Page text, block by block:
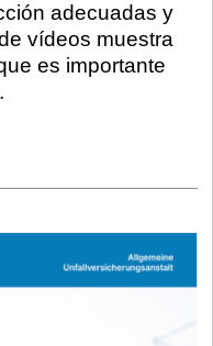
adecuadas y
vídeos muestra
es importante